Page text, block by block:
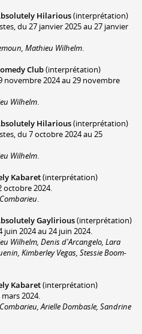
Hilarious(interprétation)
du 27 janvier 2025 au 27 janvier
Mathieu Wilhelm
Club(interprétation)
novembre 2024 au 29 novembre
Wilhelm
Hilarious(interprétation)
du 7 octobre 2024 au 25
Wilhelm
Kabaret(interprétation)
octobre 2024.
Gaylirious(interprétation)
2024 au 24 juin 2024.
Wilhelm, Denis d'Arcangelo, Lara
Kimberley Vegas, Stessie Boom-
Kabaret(interprétation)
2024.
Arielle Dombasle, Sandrine